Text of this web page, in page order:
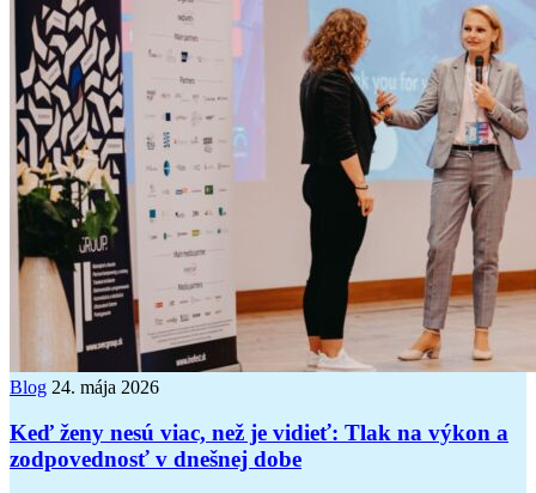
Blog 24. mája 2026
Keď ženy nesú viac, než je vidieť: Tlak na výkon a
zodpovednosť v dnešnej dobe